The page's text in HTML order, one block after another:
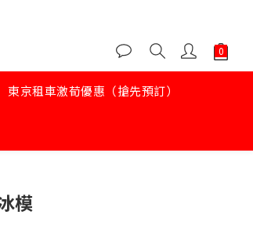
東京租車激荀優惠（搶先預訂）
模